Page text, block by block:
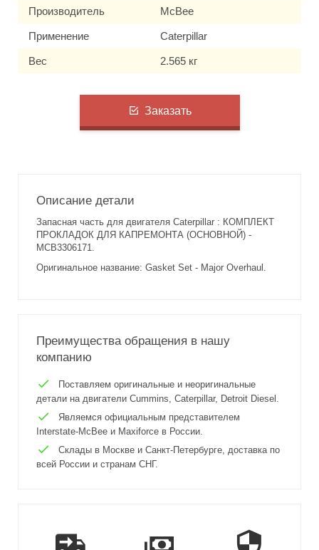
Производитель McBee
Применение Caterpillar
Вес 2.565 кг
Заказать
Описание детали
Запасная часть для двигателя Caterpillar : КОМПЛЕКТ
ПРОКЛАДОК ДЛЯ КАПРЕМОНТА (ОСНОВНОЙ) -
MCB3306171.
Оригинальное название: Gasket Set - Major Overhaul.
Преимущества обращения в нашу
компанию
Поставляем оригинальные и неоригинальные
детали на двигатели Cummins, Caterpillar, Detroit Diesel.
Являемся официальным представителем
Interstate-McBee и Maxiforce в России.
Склады в Москве и Санкт-Петербурге, доставка по
всей России и странам СНГ.